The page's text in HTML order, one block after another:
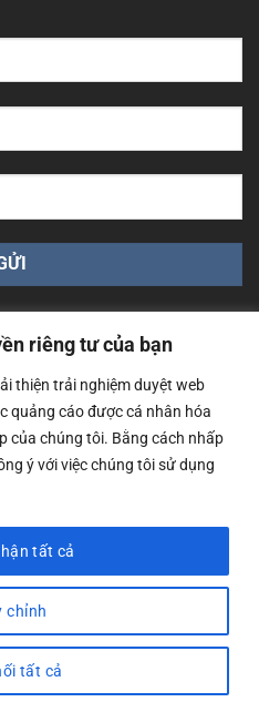
riêng tư của bạn
thiện trải nghiệm duyệt web
quảng cáo được cá nhân hóa
của chúng tôi. Bằng cách nhấp
ý với việc chúng tôi sử dụng
chỉnh
tất cả
tất cả
- Số ĐKKD: 0108783483
Kế Hoạch và Đầu Tư Tp. Hà
All Rights Reserved